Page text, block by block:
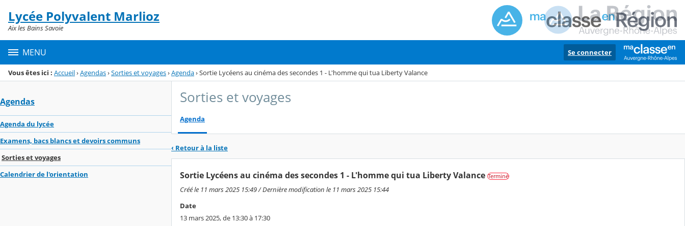
Menu de la rubrique
Contenu
Lycée Polyvalent Marlioz
Aix les Bains Savoie
MENU Se connecter
Vous êtes ici : Accueil›Agendas›Sorties et voyages›Agenda›Sortie Lycéens au cinéma des secondes 1 - L'homme qui tua Liberty Valance
Agendas
Agenda du lycée
Examens, bacs blancs et devoirs communs
Sorties et voyages
Calendrier de l'orientation
Sorties et voyages
Agenda
‹ Retour à la liste
Sortie Lycéens au cinéma des secondes 1 - L'homme qui tua Liberty Valance Terminé
Créé le 11 mars 2025 15:49 / Dernière modification le 11 mars 2025 15:44
Date
13 mars 2025, de 13:30 à 17:30